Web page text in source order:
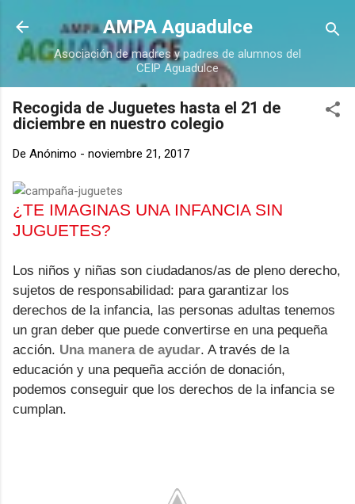
Ir al contenido principal
AMPA Aguadulce
Asociación de madres y padres de alumnos del
CEIP Aguadulce
Recogida de Juguetes hasta el 21 de
diciembre en nuestro colegio
De Anónimo - noviembre 21, 2017
¿TE IMAGINAS UNA INFANCIA SIN
JUGUETES?
Los niños y niñas son ciudadanos/as de pleno derecho,
sujetos de responsabilidad: para garantizar los
derechos de la infancia, las personas adultas tenemos
un gran deber que puede convertirse en una pequeña
acción. Una manera de ayudar. A través de la
educación y una pequeña acción de donación,
podemos conseguir que los derechos de la infancia se
cumplan.